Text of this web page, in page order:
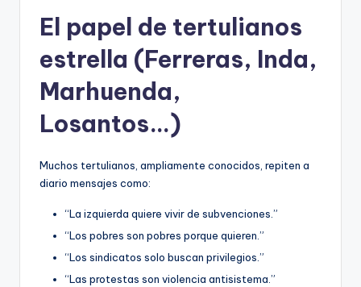
El papel de tertulianos
estrella (Ferreras, Inda,
Marhuenda,
Losantos…)
Muchos tertulianos, ampliamente conocidos, repiten a
diario mensajes como:
“La izquierda quiere vivir de subvenciones.”
“Los pobres son pobres porque quieren.”
“Los sindicatos solo buscan privilegios.”
“Las protestas son violencia antisistema.”